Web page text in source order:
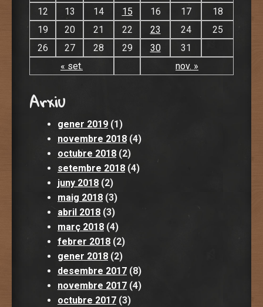
« set. nov. »
12
13 14 15 16 17
18
19
20 21 22 23 24
25
26
27 28 29 30 31
Arxiu
gener 2019 (1)
novembre 2018 (4)
octubre 2018 (2)
setembre 2018 (4)
juny 2018 (2)
maig 2018 (3)
abril 2018 (3)
març 2018 (4)
febrer 2018 (2)
gener 2018 (2)
desembre 2017 (8)
novembre 2017 (4)
octubre 2017 (3)